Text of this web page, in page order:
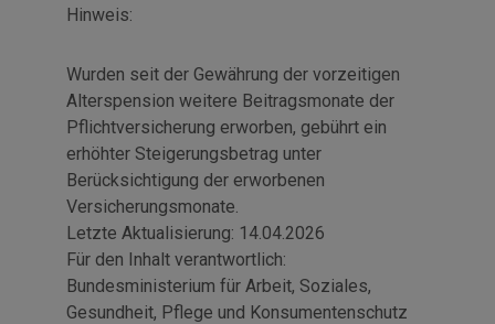
Hinweis:
Wurden seit der Gewährung der vorzeitigen
Alterspension weitere Beitragsmonate der
Pflichtversicherung erworben, gebührt ein
erhöhter Steigerungsbetrag unter
Berücksichtigung der erworbenen
Versicherungsmonate.
Letzte Aktualisierung: 14.04.2026
Für den Inhalt verantwortlich:
Bundesministerium für Arbeit, Soziales,
Gesundheit, Pflege und Konsumentenschutz